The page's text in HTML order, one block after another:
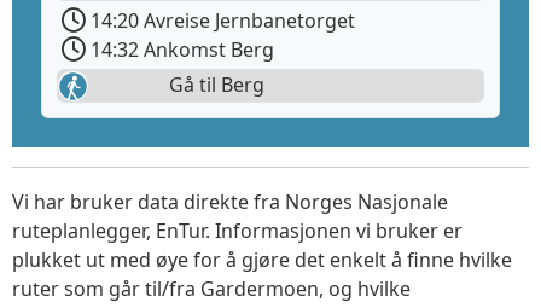
14:20 Avreise Jernbanetorget
14:32 Ankomst Berg
Gå til Berg
Vi har bruker data direkte fra Norges Nasjonale
ruteplanlegger, EnTur. Informasjonen vi bruker er
plukket ut med øye for å gjøre det enkelt å finne hvilke
ruter som går til/fra Gardermoen, og hvilke